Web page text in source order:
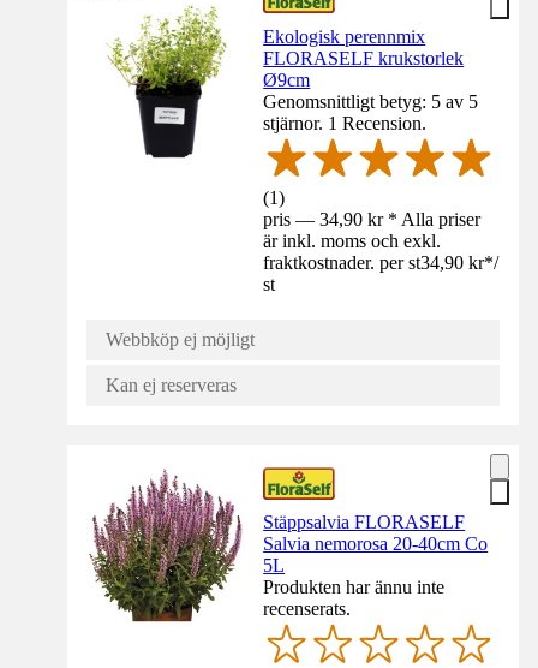
Ekologisk perennmix
FLORASELF krukstorlek
Ø9cm
Genomsnittligt betyg: 5 av 5
stjärnor. 1 Recension.
(1)
pris — 34,90 kr * Alla priser
är inkl. moms och exkl.
fraktkostnader. per st34,90 kr*/
st
Webbköp ej möjligt
Kan ej reserveras
Stäppsalvia FLORASELF
Salvia nemorosa 20-40cm Co
5L
Produkten har ännu inte
recenserats.